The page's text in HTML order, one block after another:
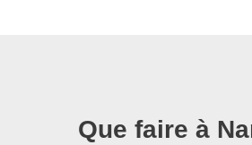
Que faire à